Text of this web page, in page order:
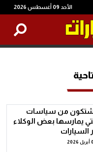
الأحد 09 أغسطس 2026
من سياسات
يمارسها بعض الوكلاء
السيارات